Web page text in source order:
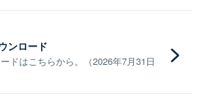
ンロード
ドはこちらから。（2026年7月31日